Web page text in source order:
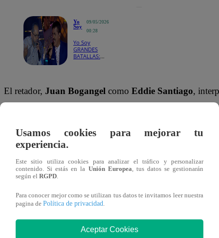
Yo
Soy
09/05/2026
00:28
Yo Soy
GRANDES
BATALLAS:
Montañez
con una
noche llena
El retador, Juan Bogangel como Eddie Santiago,
canción del ícono de la salsa sensual, aunque recibió
unos agudos muy potentes”, comentaron, señalando
problemas de afinación y falta de picardía en la
“Parecía mecánica la manera de cantar y eso en la
momentos más cercanos al personaje.
Por otro lado, el consagradoAndy Montañez
Usamos cookies para mejorar tu
experiencia.
Este sitio utiliza cookies para analizar el tráfico y personalizar
contenido. Si estás en la Unión Europea , tus datos se gestionarán
según el RGPD
Para conocer mejor como se utilizan tus datos te invitamos leer nuestra
pagina de Política de privacidad
Aceptar Cookies